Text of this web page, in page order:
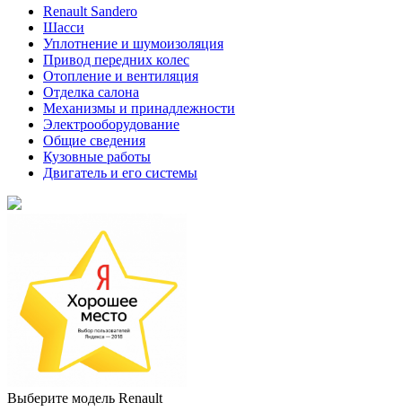
Renault Sandero
Шасси
Уплотнение и шумоизоляция
Привод передних колес
Отопление и вентиляция
Отделка салона
Механизмы и принадлежности
Электрооборудование
Общие сведения
Кузовные работы
Двигатель и его системы
Выберите модель Renault